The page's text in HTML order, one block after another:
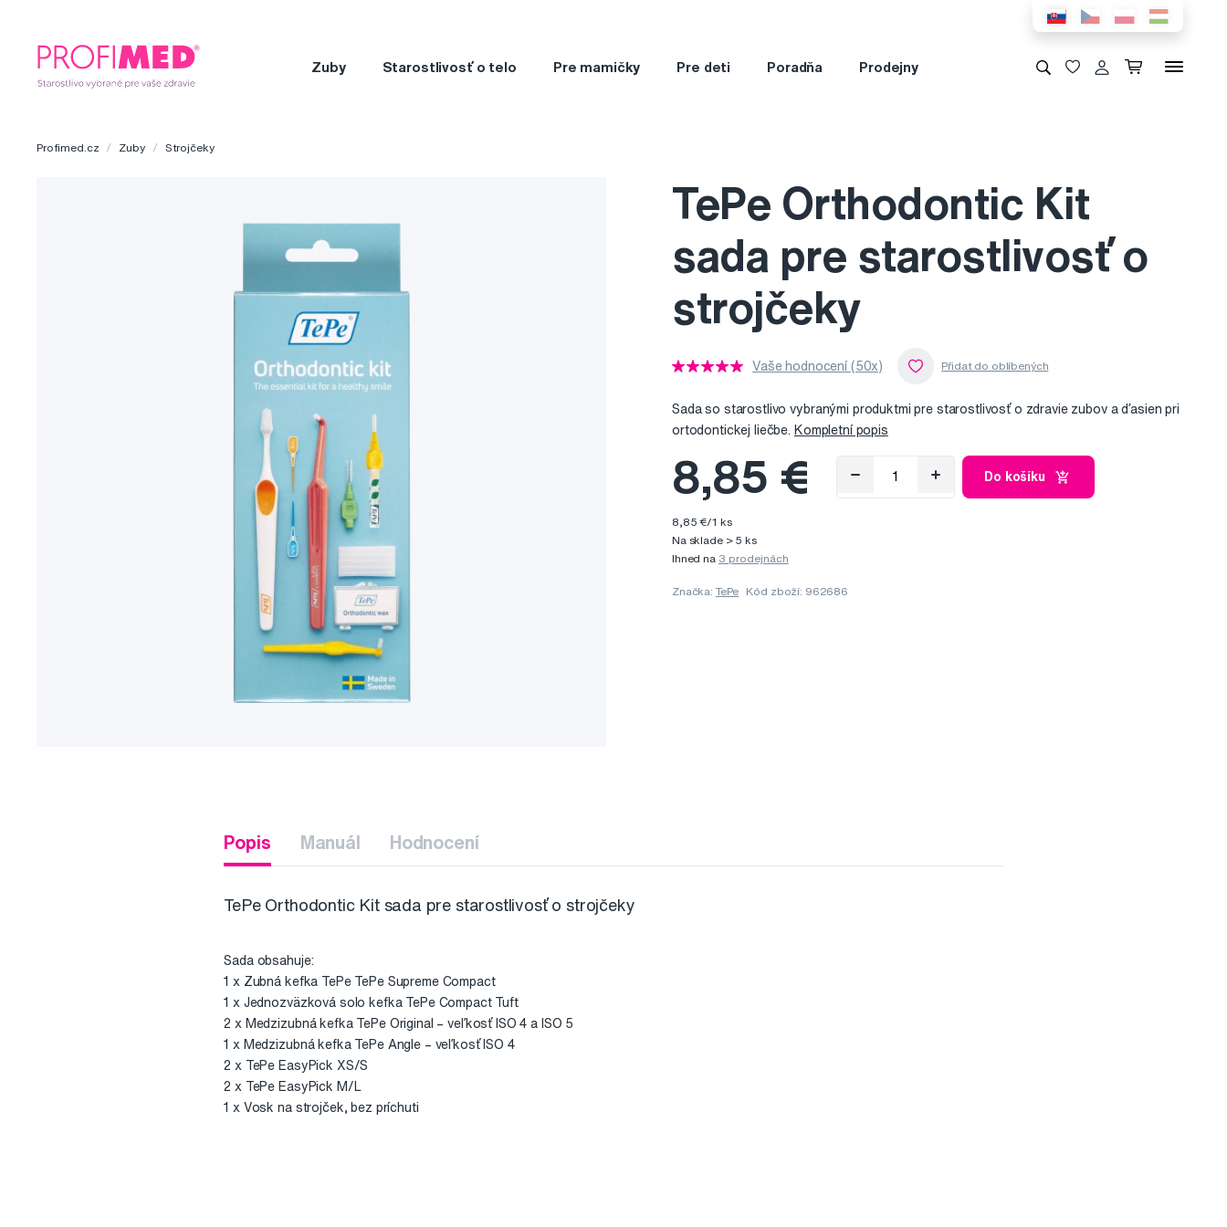
Zuby Starostlivosť o telo Pre mamičky Pre deti Poradňa Prodejny
Profimed.cz Zuby Strojčeky
TePe Orthodontic Kit
sada pre starostlivosť o
strojčeky
Vaše hodnocení (50x)
Sada so starostlivo vybranými produktmi pre starostlivosť o zdravie zubov a ďasien pri
ortodontickej liečbe. Kompletní popis
8,85 € Do košíku
8,85 €/1 ks
Na sklade > 5 ks
Ihned na 3 prodejnách
Značka: TePe Kód zboží: 962686
Popis Manuál Hodnocení
TePe Orthodontic Kit sada pre starostlivosť o strojčeky
Sada obsahuje:
1 x Zubná kefka TePe TePe Supreme Compact
1 x Jednozväzková solo kefka TePe Compact Tuft
2 x Medzizubná kefka TePe Original – veľkosť ISO 4 a ISO 5
1 x Medzizubná kefka TePe Angle – veľkosť ISO 4
2 x TePe EasyPick XS/S
2 x TePe EasyPick M/L
1 x Vosk na strojček, bez príchuti